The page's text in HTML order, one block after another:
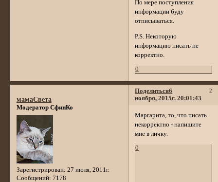
По мере поступления
информации буду
отписываться.
P.S. Некоторую
информацию писать не
корректно.
0
Поделиться 2
6
ноября, 2015г. 20:01:43
мамаСвета
Модератор СфинКо
Зарегистрирован: 27 июля, 2011г.
Сообщений: 7178
Маргарита, то, что писать
некорректно - напишите
мне в личку.
0